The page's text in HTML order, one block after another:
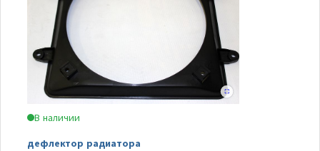
В наличии
дефлектор радиатора